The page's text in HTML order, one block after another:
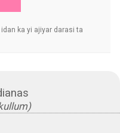
ka yi ajiyar darasi ta